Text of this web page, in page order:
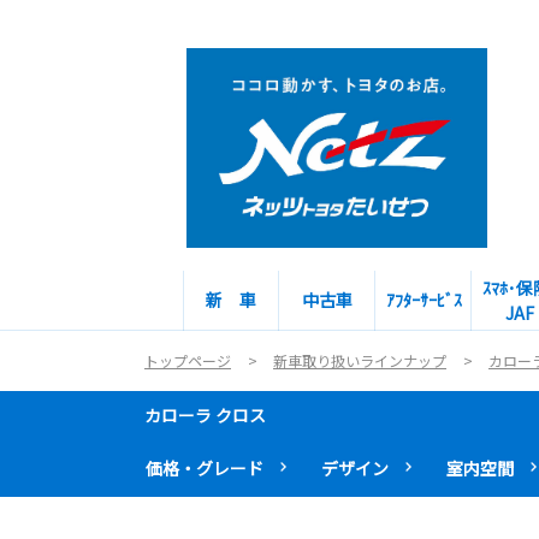
新 車 中古車 ｱﾌﾀｰｻｰﾋﾞｽ
ｽﾏﾎ･保
JAF
トップページ 新車取り扱いラインナップ カロー
カローラ クロス
価格・グレード デザイン 室内空間